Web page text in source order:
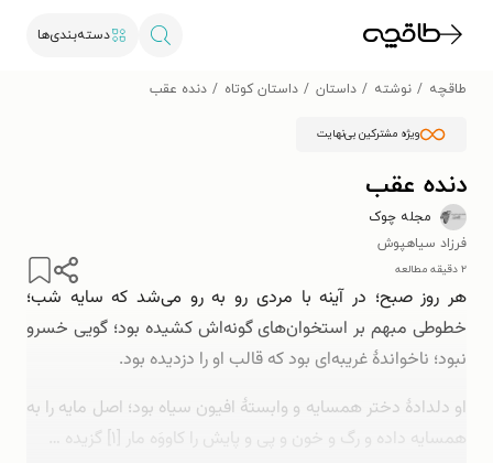
دسته‌بندی‌ها
طاقچه نوشته داستان داستان کوتاه دنده عقب
ویژه مشترکین بی‌نهایت
دنده عقب
مجله چوک
فرزاد سیاهپوش
۲ دقیقه مطالعه
هر روز صبح؛ در آینه با مردی رو به رو می‌شد که سایه شب؛
خطوطی مبهم بر استخوان‌های گونه‌اش کشیده بود؛ گویی خسرو
نبود؛ ناخواندۀ غریبه‌ای بود که قالب او را دزدیده بود.
او دلدادۀ دختر همسایه و وابستۀ افیون سیاه بود؛ اصل مایه را به
همسایه داده و رگ و خون و پی و پایش را کاووَه مار [۱] گزیده …